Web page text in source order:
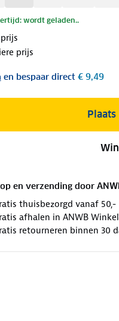
wordt geladen..
prijs
en bespaar direct€ 9,49
en verzending door
thuisbezorgd vanaf 50,-
afhalen in ANWB
retourneren binnen 30